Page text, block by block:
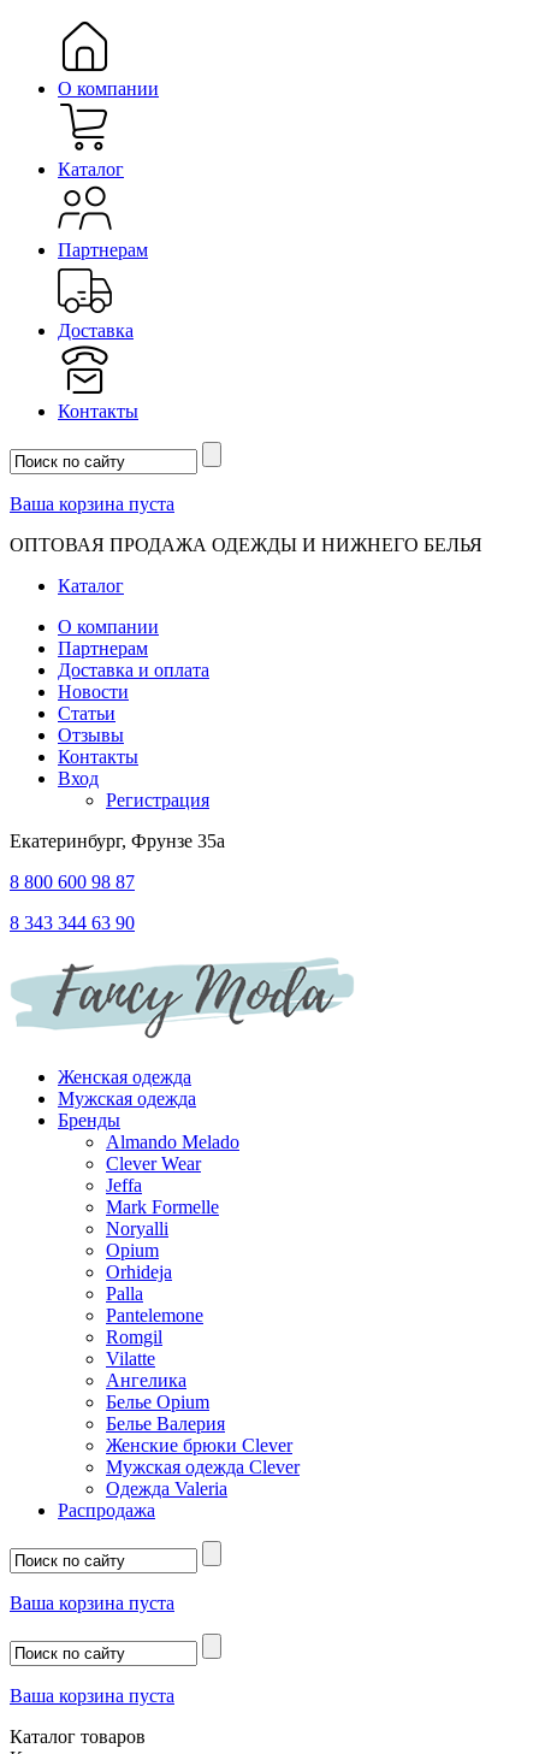
О компании
Каталог
Партнерам
Доставка
Контакты
Ваша корзина пуста
ОПТОВАЯ ПРОДАЖА ОДЕЖДЫ И НИЖНЕГО БЕЛЬЯ
Каталог
О компании
Партнерам
Доставка и оплата
Новости
Статьи
Отзывы
Контакты
Вход
Регистрация
Екатеринбург, Фрунзе 35а
8 800 600 98 87
8 343 344 63 90
Женская одежда
Мужская одежда
Бренды
Almando Melado
Clever Wear
Jeffa
Mark Formelle
Noryalli
Opium
Orhideja
Palla
Pantelemone
Romgil
Vilatte
Ангелика
Белье Opium
Белье Валерия
Женские брюки Clever
Мужская одежда Clever
Одежда Valeria
Распродажа
Ваша корзина пуста
Ваша корзина пуста
Каталог товаров